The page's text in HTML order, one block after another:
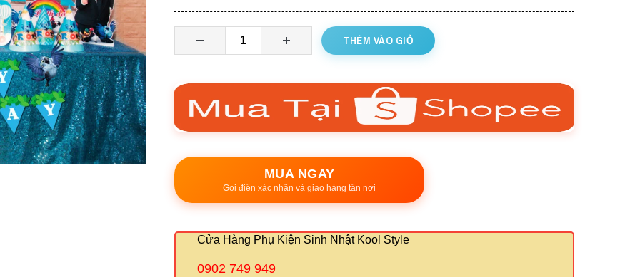
THÊM VÀO GIỎ
MUA NGAY
Gọi điện xác nhận và giao hàng tận nơi
Cửa Hàng Phụ Kiện Sinh Nhật Kool Style
0902 749 949